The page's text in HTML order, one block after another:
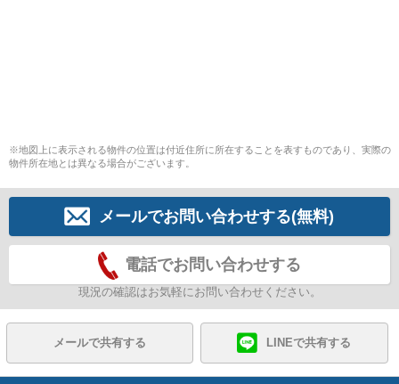
※地図上に表示される物件の位置は付近住所に所在することを表すものであり、実際の
物件所在地とは異なる場合がございます。
メールでお問い合わせする(無料)
電話でお問い合わせする
現況の確認はお気軽にお問い合わせください。
メールで共有する LINEで共有する